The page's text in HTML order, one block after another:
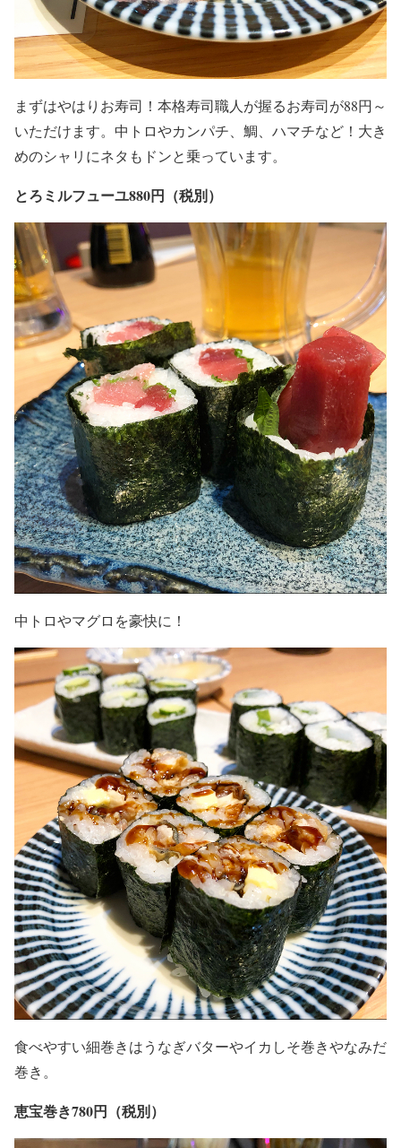
まずはやはりお寿司！本格寿司職人が握るお寿司が88円～
いただけます。中トロやカンパチ、鯛、ハマチなど！大き
めのシャリにネタもドンと乗っています。
とろミルフューユ880円（税別）
中トロやマグロを豪快に！
食べやすい細巻きはうなぎバターやイカしそ巻きやなみだ
巻き。
恵宝巻き780円（税別）